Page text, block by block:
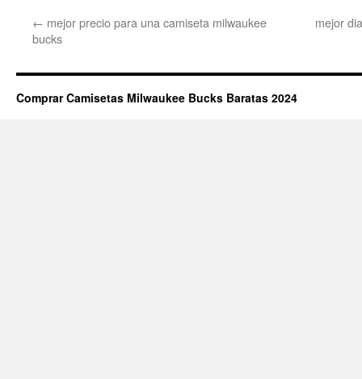
← mejor precio para una camiseta milwaukee
bucks
mejor
Comprar Camisetas Milwaukee Bucks Baratas 2024